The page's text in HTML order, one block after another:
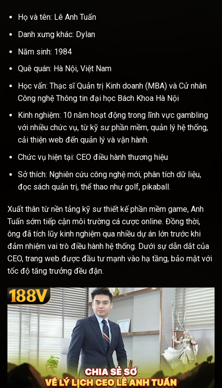
Họ và tên: Lê Anh Tuấn
Danh xưng khác: Dylan
Năm sinh: 1984
Quê quán: Hà Nội, Việt Nam
Học vấn: Thạc sĩ Quản trị Kinh doanh (MBA) và Cử nhân
Công nghệ Thông tin đại học Bách Khoa Hà Nội
Kinh nghiệm: 10 năm hoạt động trong lĩnh vực gambling
với nhiều chức vụ, từ kỹ sư phần mềm, quản lý hệ thống,
cải thiện web đến quản lý và vận hành.
Chức vụ hiện tại: CEO điều hành thương hiệu
Sở thích: Nghiên cứu công nghệ mới, phân tích dữ liệu,
đọc sách quản trị, thể thao như golf, pikaball.
Xuất thân từ nền tảng kỹ sư thiết kế phần mềm game, Anh
Tuấn sớm tiếp cận môi trường cá cược online. Đồng thời,
ông đã tích lũy kinh nghiệm qua nhiều dự án lớn trước khi
đảm nhiệm vai trò điều hành hệ thống. Dưới sự dẫn dắt của
CEO, trang web được đầu tư mạnh vào hạ tầng, bảo mật với
tốc độ tăng trưởng đều đặn.